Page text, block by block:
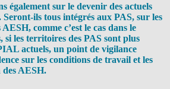
également sur le devenir des actuels
ils tous intégrés aux PAS, sur les
comme c’est le cas dans le
les territoires des PAS sont plus
actuels, un point de vigilance
sur les conditions de travail et les
des AESH.